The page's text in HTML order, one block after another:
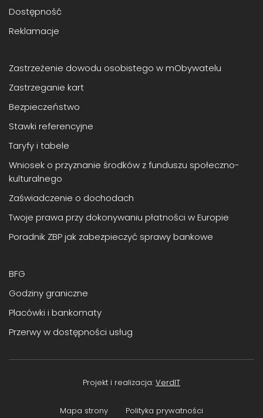
Dostępność
Reklamacje
Zastrzeżenie dowodu osobistego w mObywatelu
Zastrzeganie kart
Bezpieczeństwo
Stawki referencyjne
Taryfy i tabele
Wniosek o przyznanie środków z funduszu społeczno-
kulturalnego
Zaświadczenie o dochodach
Twoje prawa przy dokonywaniu płatności w Europie
Poradnik ZBP jak zabezpieczyć sprawy bankowe
BFG
Godziny graniczne
Placówki i bankomaty
Przerwy w dostępności usług
Projekt i realizacja: VerdIT
Mapa strony
Polityka prywatności